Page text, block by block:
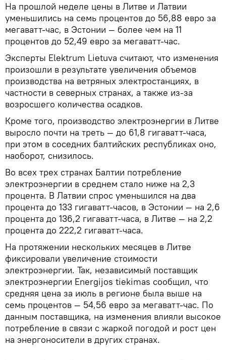
На прошлой неделе цены в Литве и Латвии
уменьшились на семь процентов до 56,88 евро за
мегаватт-час, в Эстонии — более чем на 11
процентов до 52,49 евро за мегаватт-час.
Эксперты Elektrum Lietuva считают, что изменения
произошли в результате увеличения объемов
производства на ветряных электростанциях, в
частности в северных странах, а также из-за
возросшего количества осадков.
Кроме того, производство электроэнергии в Литве
выросло почти на треть — до 61,8 гигаватт-часа,
при этом в соседних балтийских республиках оно,
наоборот, снизилось.
Во всех трех странах Балтии потребление
электроэнергии в среднем стало ниже на 2,3
процента. В Латвии спрос уменьшился на два
процента до 133 гигаватт-часов, в Эстонии — на 2,6
процента до 136,2 гигаватт-часа, в Литве — на 2,2
процента до 222,2 гигаватт-часа.
На протяжении нескольких месяцев в Литве
фиксировали увеличение стоимости
электроэнергии. Так, независимый поставщик
электроэнергии Energijos tiekimas сообщил, что
средняя цена за июль в регионе была выше на
семь процентов — 54,56 евро за мегаватт-час. По
данным поставщика, на изменения влияли высокое
потребление в связи с жаркой погодой и рост цен
на энергоносители в других странах.